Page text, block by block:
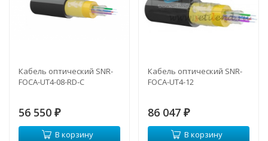
Кабель оптический SNR-
FOCA-UT4-08-RD-C
56 550 ₽
В корзину
Кабель оптический SNR-
FOCA-UT4-12
86 047 ₽
В корзину